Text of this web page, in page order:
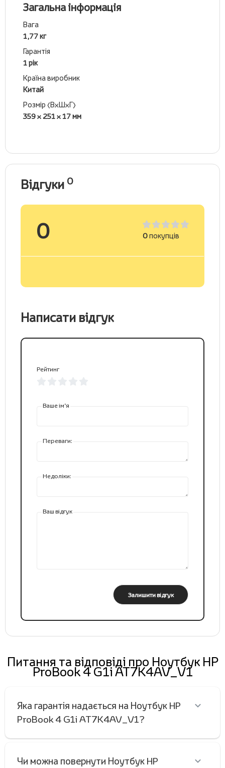
Загальна інформація
Вага
1,77 кг
Гарантія
1 рік
Країна виробник
Китай
Розмір (ВхШхГ)
359 x 251 x 17 мм
Відгуки 0
0 0покупців
Написати відгук
Рейтинг
Ваше ім’я
Переваги:
Недоліки:
Ваш відгук
Залишити відгук
Питання та відповіді про Ноутбук HP
ProBook 4 G1i AT7K4AV_V1
Яка гарантія надається на Ноутбук HP
ProBook 4 G1i AT7K4AV_V1?
Чи можна повернути Ноутбук HP